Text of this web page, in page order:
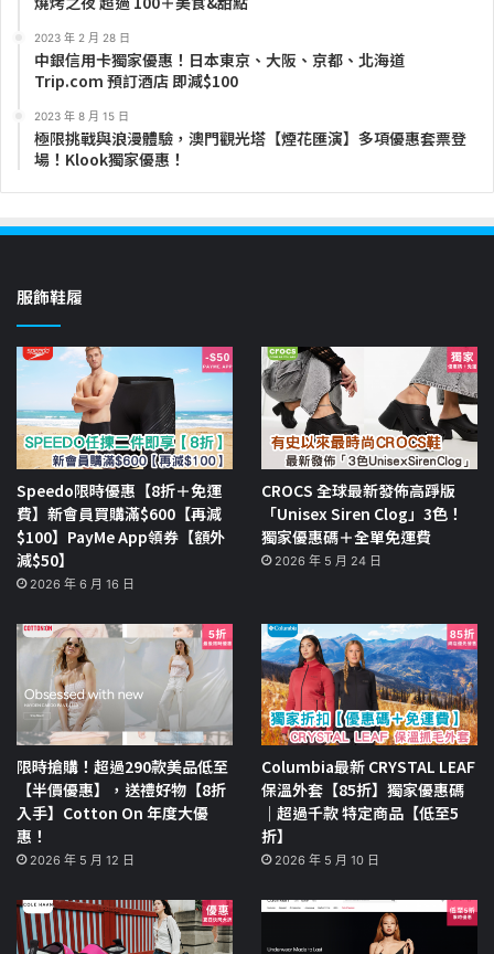
2023 年 2 月 28 日
中銀信用卡獨家優惠！日本東京、大阪、京都、北海道
Trip.com 預訂酒店 即減$100
2023 年 8 月 15 日
極限挑戰與浪漫體驗，澳門觀光塔【煙花匯演】多項優惠套票登
場！Klook獨家優惠！
服飾鞋履
Speedo限時優惠【8折＋免運
費】新會員買購滿$600【再減
$100】PayMe App領券【額外
減$50】
2026 年 6 月 16 日
CROCS 全球最新發佈高踭版
「Unisex Siren Clog」3色！
獨家優惠碼＋全單免運費
2026 年 5 月 24 日
限時搶購！超過290款美品低至
【半價優惠】，送禮好物【8折
入手】Cotton On 年度大優
惠！
2026 年 5 月 12 日
Columbia最新 CRYSTAL LEAF
保溫外套【85折】獨家優惠碼
｜超過千款 特定商品【低至5
折】
2026 年 5 月 10 日